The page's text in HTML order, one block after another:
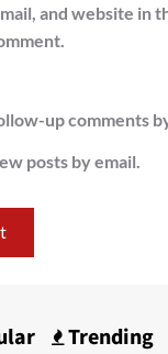
and website in
up comments
posts by email.
Trending